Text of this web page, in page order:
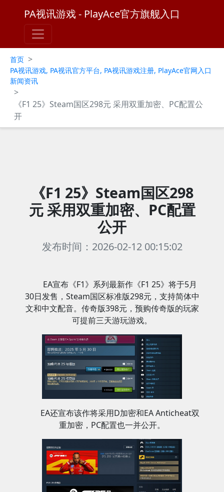
PA视讯游戏 - PlayAce官方旗舰入口
首页 >
PA视讯游戏, PA视讯官方平台, PA视讯游戏注册, PlayAce官网入口
新闻资讯
>
《F1 25》Steam国区298元 采用双重加密、PC配置公
开
《F1 25》Steam国区298
元 采用双重加密、PC配置
公开
发布时间：2026-02-12 00:15:02
EA宣布《F1》系列最新作《F1 25》将于5月
30日发售，Steam国区标准版298元，支持简体中
文和中文配音。传奇版398元，预购传奇版的玩家
可提前三天游玩游戏。
EA还宣布该作将采用D加密和EA Anticheat双
重加密，PC配置也一并公开。